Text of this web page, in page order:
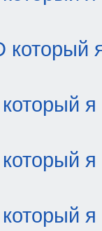
который
я
я
я